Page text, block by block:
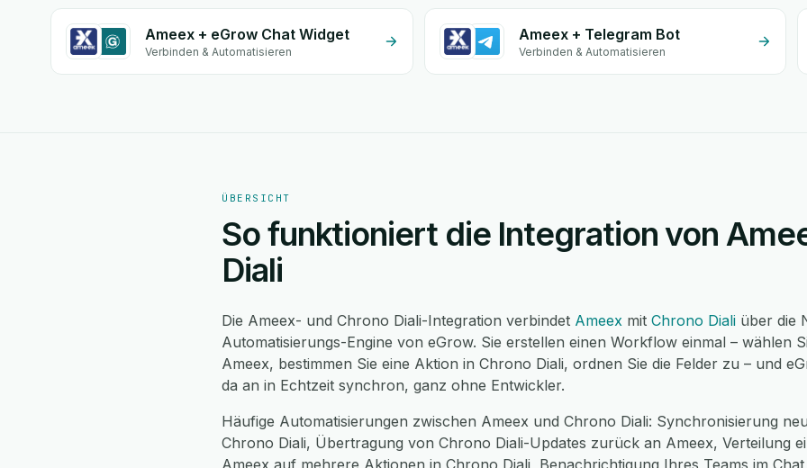
Ameex + eGrow Chat Widget
Verbinden & Automatisieren
Ameex + Telegram Bot
Verbinden & Automatisieren
ÜBERSICHT
So funktioniert die Integration von
Diali
Die Ameex- und Chrono Diali-Integration verbindet Ameex mit Chrono Diali über die
Automatisierungs-Engine von eGrow. Sie erstellen einen Workflow einmal – wählen
Ameex, bestimmen Sie eine Aktion in Chrono Diali, ordnen Sie die Felder zu – und
da an in Echtzeit synchron, ganz ohne Entwickler.
Häufige Automatisierungen zwischen Ameex und Chrono Diali: Synchronisierung
Chrono Diali, Übertragung von Chrono Diali-Updates zurück an Ameex, Verteilung
Ameex auf mehrere Aktionen in Chrono Diali, Benachrichtigung Ihres Teams im